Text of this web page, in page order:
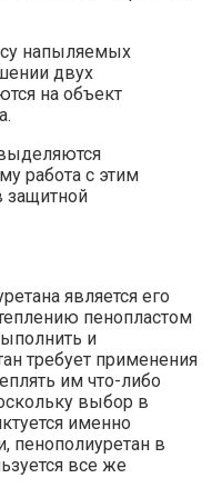
напыляемых
двух
на объект
работа с этим
защитной
является его
пенопластом
и
требует применения
им что-либо
выбор в
именно
пенополиуретан в
все же